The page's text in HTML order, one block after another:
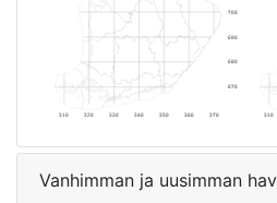
Vanhimman ja uusimman